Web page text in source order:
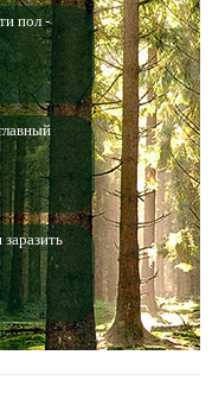
пол -